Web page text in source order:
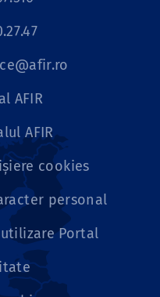
AFIR
AFIR
cookies
personal
Portal